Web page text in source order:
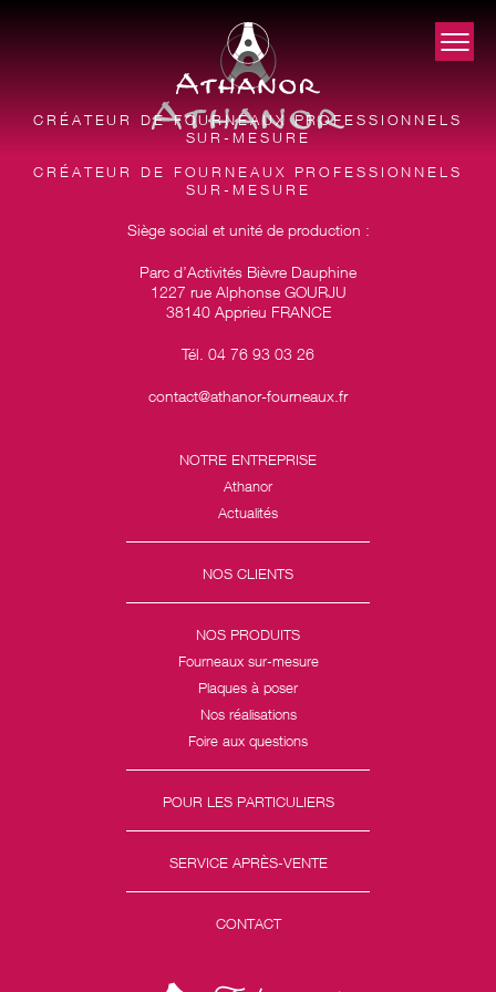
CRÉATEUR DE FOURNEAUX PROFESSIONNELS
SUR-MESURE
CRÉATEUR DE FOURNEAUX PROFESSIONNELS
SUR-MESURE
Siège social et unité de production :
Parc d’Activités Bièvre Dauphine
1227 rue Alphonse GOURJU
38140 Apprieu FRANCE
Tél. 04 76 93 03 26
contact@athanor-fourneaux.fr
NOTRE ENTREPRISE
Athanor
Actualités
NOS CLIENTS
NOS PRODUITS
Fourneaux sur-mesure
Plaques à poser
Nos réalisations
Foire aux questions
POUR LES PARTICULIERS
SERVICE APRÈS-VENTE
CONTACT